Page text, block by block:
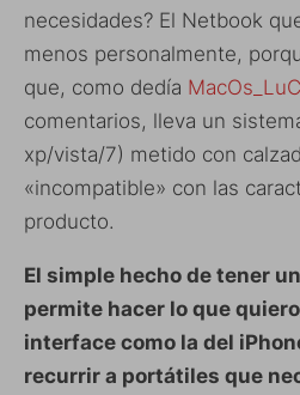
necesidades? El Netbook
menos personalmente,
que, como dedía
comentarios, lleva un
xp/vista/7) metido con
«incompatible» con las
producto.
El simple hecho de tener
permite hacer lo que
interface como la del
recurrir a portátiles que